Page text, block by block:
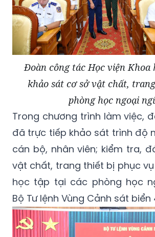
Đoàn công tác Học viện Khoa
khảo sát cơ sở vật chất,
phòng học ngoại
Trong chương trình làm việc,
đã trực tiếp khảo sát trình độ
cán bộ, nhân viên; kiểm tra,
vật chất, trang thiết bị phục
học tập tại các phòng học
Bộ Tư lệnh Vùng Cảnh sát biển